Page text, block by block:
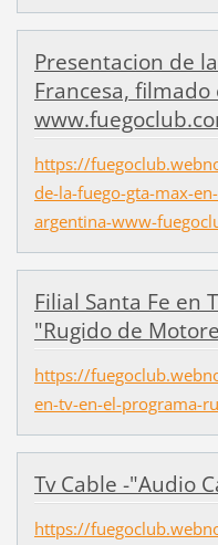
Presentacion de
Francesa,
https://
de-la-fuego-gta-max-
argentina-www-
Filial Santa Fe en
"Rugido de
https://
en-tv-en-el-programa-
Tv Cable -"Audio
https://